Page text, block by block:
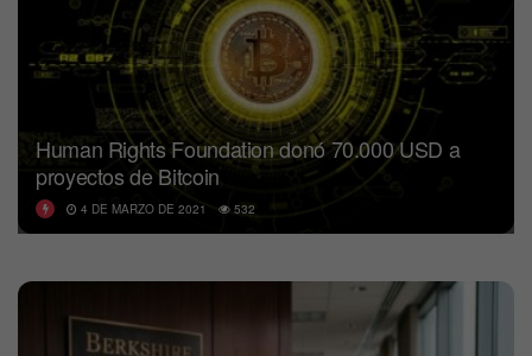
Human Rights Foundation donó 70.000 USD a
proyectos de Bitcoin
4 DE MARZO DE 2021 532